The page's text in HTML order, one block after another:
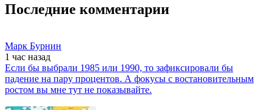
Последние комментарии
Марк Бурнин
1 час назад
Если бы выбрали 1985 или 1990, то зафиксировали бы
падение на пару процентов. А фокусы с востановительным
ростом вы мне тут не показывайте.